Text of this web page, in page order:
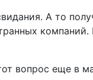
А то
вопрос еще в